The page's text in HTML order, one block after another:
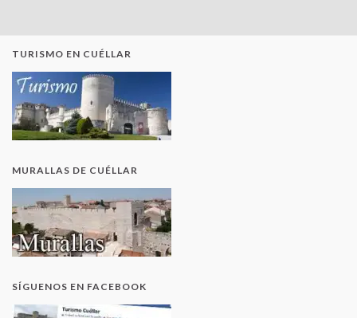
TURISMO EN CUÉLLAR
MURALLAS DE CUÉLLAR
SÍGUENOS EN FACEBOOK